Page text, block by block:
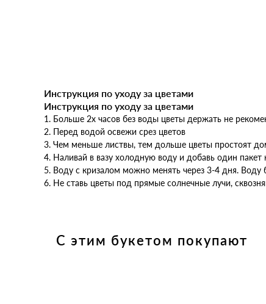
Инструкция по уходу за цветами
Инструкция по уходу за цветами
1.⁠ ⁠Больше 2х часов без воды цветы держать не
2.⁠ ⁠Перед водой освежи срез цветов
3.⁠ ⁠Чем меньше листвы, тем дольше цветы простоят
4.⁠ ⁠Наливай в вазу холодную воду и добавь один пакет
5.⁠ ⁠Воду с кризалом можно менять через 3-4 дня. Воду
6.⁠ ⁠Не ставь цветы под прямые солнечные лучи,
С этим букетом покупают